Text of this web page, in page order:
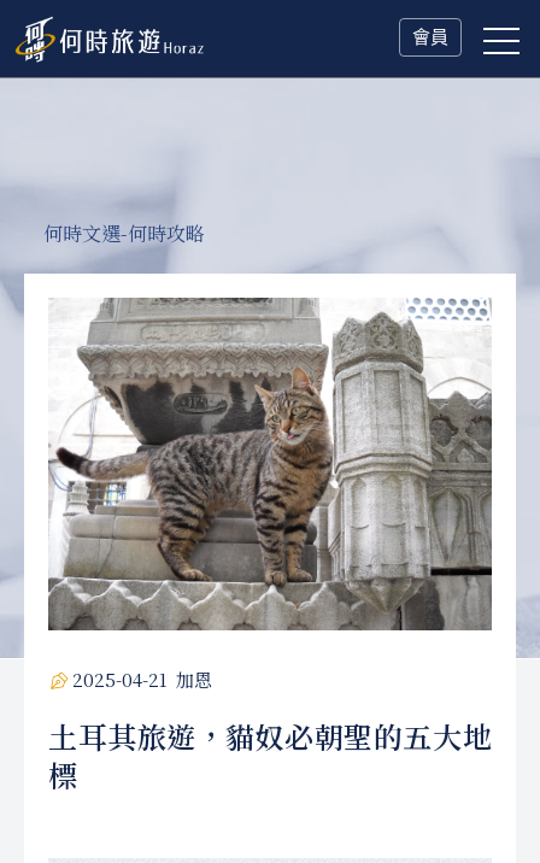
會員
何時文選-何時攻略
2025-04-21 加恩
土耳其旅遊，貓奴必朝聖的五大地
標